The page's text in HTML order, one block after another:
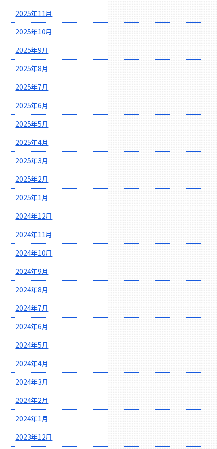
2025年11月
2025年10月
2025年9月
2025年8月
2025年7月
2025年6月
2025年5月
2025年4月
2025年3月
2025年2月
2025年1月
2024年12月
2024年11月
2024年10月
2024年9月
2024年8月
2024年7月
2024年6月
2024年5月
2024年4月
2024年3月
2024年2月
2024年1月
2023年12月